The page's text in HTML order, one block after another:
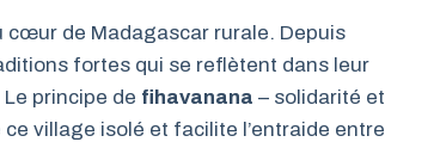
cœur de Madagascar rurale. Depuis
fortes qui se reflètent dans leur
principe de fihavanana – solidarité et
village isolé et facilite l’entraide entre